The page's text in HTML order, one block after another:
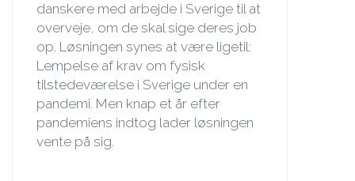
danskere med arbejde i Sverige til at
overveje, om de skal sige deres job
op. Løsningen synes at være ligetil:
Lempelse af krav om fysisk
tilstedeværelse i Sverige under en
pandemi. Men knap et år efter
pandemiens indtog lader løsningen
vente på sig.